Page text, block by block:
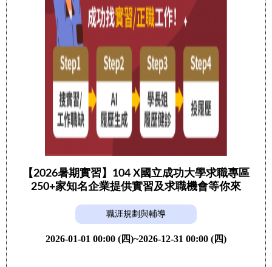
【2026暑期實習】104 X國立成功大學求職專區
250+家知名企業提供實習及求職機會等你來
職涯規劃與輔導
2026-01-01 00:00 (四)~2026-12-31 00:00 (四)